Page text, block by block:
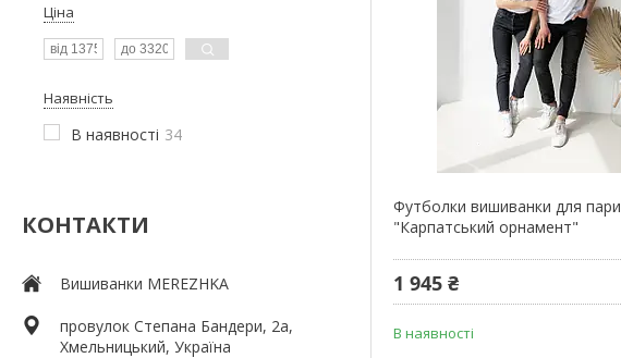
Ціна
Наявність
В наявності 34
КОНТАКТИ
Вишиванки MEREZHKA
провулок Степана Бандери, 2a,
Хмельницький, Україна
Футболки вишиванки для пари
"Карпатський орнамент"
1 945 ₴
В наявності